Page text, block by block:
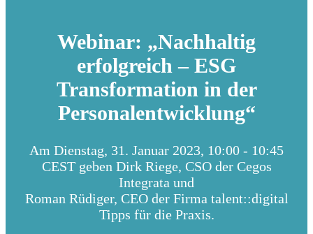
Webinar: „Nachhaltig
erfolgreich – ESG
Transformation in der
Personalentwicklung“
Am Dienstag, 31. Januar 2023, 10:00 - 10:45
CEST geben Dirk Riege, CSO der Cegos
Integrata und
Roman Rüdiger, CEO der Firma talent::digital
Tipps für die Praxis.